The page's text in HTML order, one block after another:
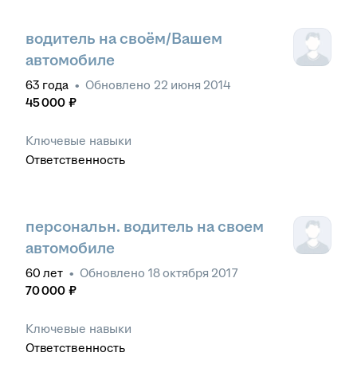
водитель на своём/Вашем
автомобиле
63 года • Обновлено 22 июня 2014
45 000 ₽
Ключевые навыки
Ответственность
персональн. водитель на своем
автомобиле
60 лет • Обновлено 18 октября 2017
70 000 ₽
Ключевые навыки
Ответственность